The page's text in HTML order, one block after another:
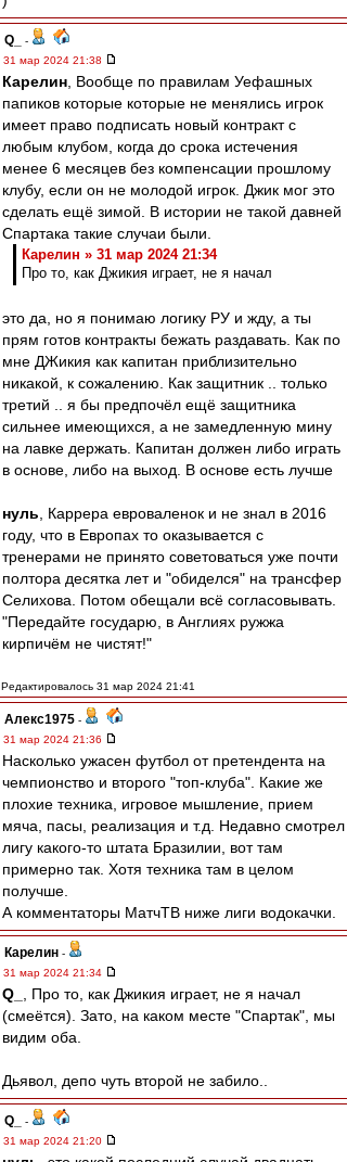
Q_
-
31 мар 2024 21:38
Карелин , Вообще по правилам Уефашных
папиков которые которые не менялись игрок
имеет право подписать новый контракт с
любым клубом, когда до срока истечения
менее 6 месяцев без компенсации прошлому
клубу, если он не молодой игрок. Джик мог это
сделать ещё зимой. В истории не такой давней
Спартака такие случаи были.
Карелин » 31 мар 2024 21:34
Про то, как Джикия играет, не я начал
это да, но я понимаю логику РУ и жду, а ты
прям готов контракты бежать раздавать. Как по
мне ДЖикия как капитан приблизительно
никакой, к сожалению. Как защитник .. только
третий .. я бы предпочёл ещё защитника
сильнее имеющихся, а не замедленную мину
на лавке держать. Капитан должен либо играть
в основе, либо на выход. В основе есть лучше
нуль , Каррера евроваленок и не знал в 2016
году, что в Европах то оказывается с
тренерами не принято советоваться уже почти
полтора десятка лет и "обиделся" на трансфер
Селихова. Потом обещали всё согласовывать.
"Передайте государю, в Англиях ружжа
кирпичём не чистят!"
Редактировалось 31 мар 2024 21:41
Алекс1975 -
31 мар 2024 21:36
Насколько ужасен футбол от претендента на
чемпионство и второго "топ-клуба". Какие же
плохие техника, игровое мышление, прием
мяча, пасы, реализация и т.д. Недавно смотрел
лигу какого-то штата Бразилии, вот там
примерно так. Хотя техника там в целом
получше.
А комментаторы МатчТВ ниже лиги водокачки.
Карелин -
31 мар 2024 21:34
Q_
, Про то, как Джикия играет, не я начал
(смеётся). Зато, на каком месте "Спартак", мы
видим оба.
Дьявол, депо чуть второй не забило..
Q_
-
31 мар 2024 21:20